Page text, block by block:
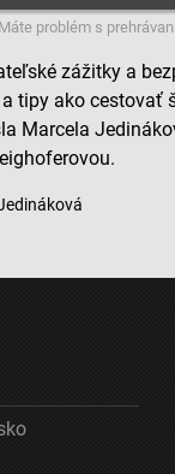
Máte problém s
zážitky a
a tipy ako cestovať
Marcela